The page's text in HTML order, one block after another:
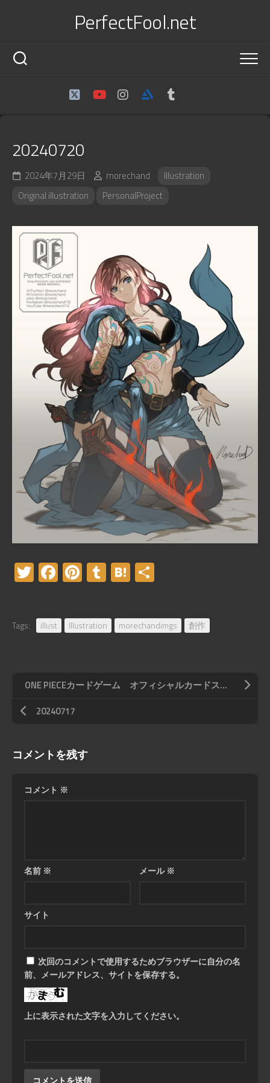
PerfectFool.net
20240720
2024年7月29日 morechand
Illustration
Original illustration
PersonalProject
Twitter
Facebook
Pinterest
TumblrHatena
Tags: illust Illustration morechandimgs 創作
ONE PIECEカードゲーム オフィシャルカードスリーブ リミテッドエディション2「キング」
20240717
コメントを残す
コメント ※
名前 ※ メール※
サイト
次回のコメントで使用するためブラウザーに自分の名
前、メールアドレス、サイトを保存する。
上に表示された文字を入力してください。